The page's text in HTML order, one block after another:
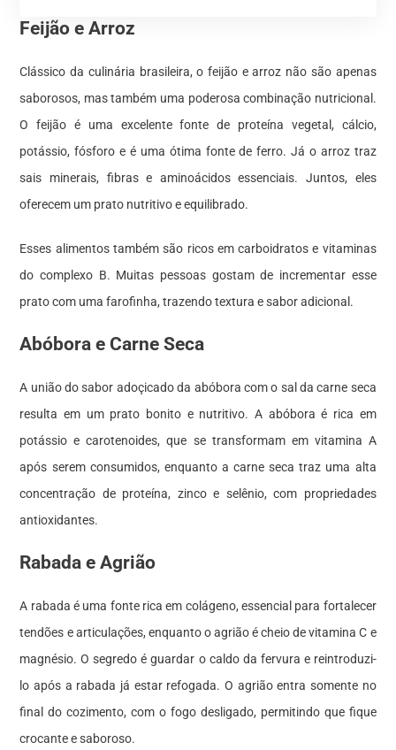
Feijão e Arroz
Clássico da culinária brasileira, o feijão e arroz não são apenas
saborosos, mas também uma poderosa combinação nutricional.
O feijão é uma excelente fonte de proteína vegetal, cálcio,
potássio, fósforo e é uma ótima fonte de ferro. Já o arroz traz
sais minerais, fibras e aminoácidos essenciais. Juntos, eles
oferecem um prato nutritivo e equilibrado.
Esses alimentos também são ricos em carboidratos e vitaminas
do complexo B. Muitas pessoas gostam de incrementar esse
prato com uma farofinha, trazendo textura e sabor adicional.
Abóbora e Carne Seca
A união do sabor adoçicado da abóbora com o sal da carne seca
resulta em um prato bonito e nutritivo. A abóbora é rica em
potássio e carotenoides, que se transformam em vitamina A
após serem consumidos, enquanto a carne seca traz uma alta
concentração de proteína, zinco e selênio, com propriedades
antioxidantes.
Rabada e Agrião
A rabada é uma fonte rica em colágeno, essencial para fortalecer
tendões e articulações, enquanto o agrião é cheio de vitamina C e
magnésio. O segredo é guardar o caldo da fervura e reintroduzi-
lo após a rabada já estar refogada. O agrião entra somente no
final do cozimento, com o fogo desligado, permitindo que fique
crocante e saboroso.